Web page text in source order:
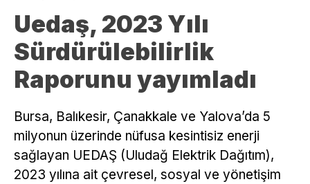
Uedaş, 2023 Yılı
Sürdürülebilirlik
Raporunu yayımladı
Bursa, Balıkesir, Çanakkale ve Yalova’da 5
milyonun üzerinde nüfusa kesintisiz enerji
sağlayan UEDAŞ (Uludağ Elektrik Dağıtım),
2023 yılına ait çevresel, sosyal ve yönetişim